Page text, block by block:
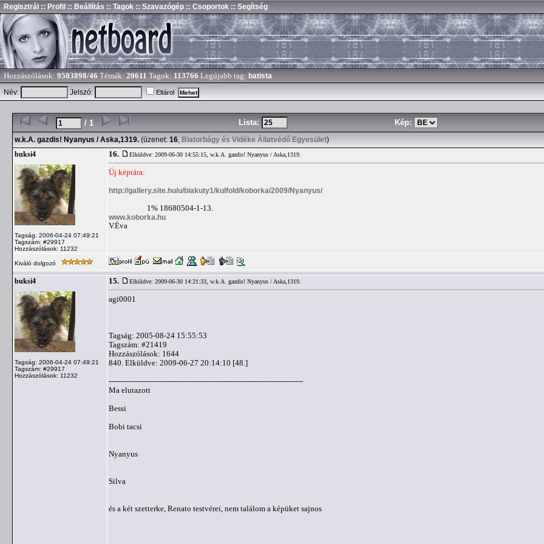
Regisztrál :: Profil :: Beállítás :: Tagok :: Szavazógép :: Csoportok :: Segítség
Hozzászólások: 9503898/46 Témák: 20611 Tagok: 113766 Legújabb tag: batista
Név:
Jelszó: Eltárol
/ 1 Lista: Kép:
w.k.A. gazdis! Nyanyus / Aska,1319. (üzenet: 16, Biatorbágy és Vidéke Állatvédő Egyesület)
buksi4
Tagság: 2006-04-24 07:49:21
Tagszám: #29917
Hozzászólások: 11232
16. Elküldve: 2009-06-30 14:55:15, w.k.A. gazdis! Nyanyus / Aska,1319.
Új képtára:
http://gallery.site.hu/u/biakuty1/kulfold/koborka/2009/Nyanyus/
1% 18680504-1-13.
www.koborka.hu
V.Éva
Kiváló dolgozó
buksi4
Tagság: 2006-04-24 07:49:21
Tagszám: #29917
Hozzászólások: 11232
15. Elküldve: 2009-06-30 14:21:33, w.k.A. gazdis! Nyanyus / Aska,1319.
agi0001
Tagság: 2005-08-24 15:55:53
Tagszám: #21419
Hozzászólások: 1644
840. Elküldve: 2009-06-27 20:14:10 [48.]
--------------------------------------------------------------------------------
Ma elutazott
Bessi
Bobi tacsi
Nyanyus
Silva
és a két szetterke, Renato testvérei, nem találom a képüket sajnos